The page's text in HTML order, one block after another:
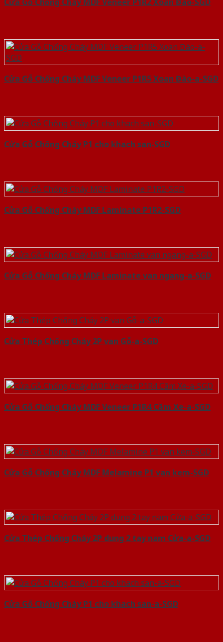
Cửa Gỗ Chống Cháy MDF Veneer P1R5 Xoan Đào-a-SGD
Cửa Gỗ Chống Cháy P1 cho khach san-SGD
Cửa Gỗ Chống Cháy MDF Laminate P1R2-SGD
Cửa Gỗ Chống Cháy MDF Laminate van ngang-a-SGD
Cửa Thép Chống Cháy 2P van Gỗ-a-SGD
Cửa Gỗ Chống Cháy MDF Veneer P1R4 Căm Xe-a-SGD
Cửa Gỗ Chống Cháy MDF Melamine P1 van kem-SGD
Cửa Thép Chống Cháy 2P dung 2 tay nam Cửa-a-SGD
Cửa Gỗ Chống Cháy P1 cho khach san-a-SGD